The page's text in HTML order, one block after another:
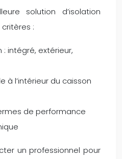
solution d’isolation
:
intégré, extérieur,
à l’intérieur du caisson
de performance
un professionnel pour